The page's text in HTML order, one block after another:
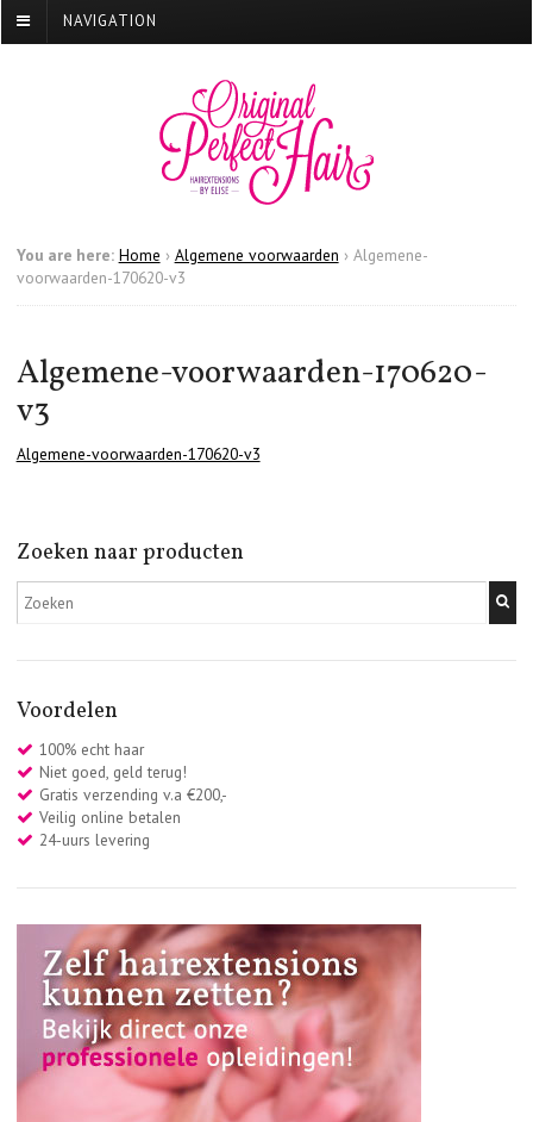
NAVIGATION
You are here: Home › Algemene voorwaarden › Algemene-
voorwaarden-170620-v3
Algemene-voorwaarden-170620-
v3
Algemene-voorwaarden-170620-v3
Zoeken naar producten
Voordelen
100% echt haar
Niet goed, geld terug!
Gratis verzending v.a €200,-
Veilig online betalen
24-uurs levering